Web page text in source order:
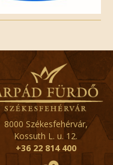
8000 Székesfehérvár,
Kossuth L. u. 12.
+36 22 814 400